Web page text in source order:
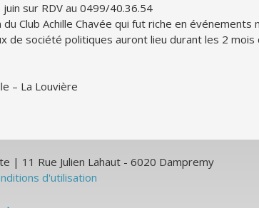
juin sur RDV au 0499/40.36.54
Club Achille Chavée qui fut riche en événements
de société politiques auront lieu durant les 2 mois
– La Louvière
| 11 Rue Julien Lahaut - 6020 Dampremy
d'utilisation